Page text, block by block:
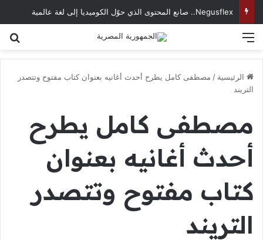
Negusflex.. صانع المحتوى الذي حوّل الكوميديا إلى لغة عالمية
الرئيسية / مصطفى كامل يطرح أحدث أغانيه بعنوان كتاب مفتوح وتتصدر
التريند
مصطفى كامل يطرح
أحدث أغانيه بعنوان
كتاب مفتوح وتتصدر
التريند